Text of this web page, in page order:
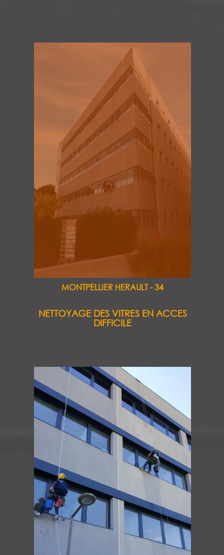
MONTPELLIER HERAULT - 34
NETTOYAGE DES VITRES EN ACCES
DIFFICILE